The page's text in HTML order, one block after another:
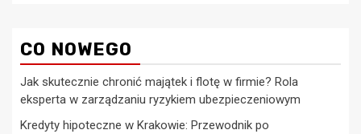
CO NOWEGO
Jak skutecznie chronić majątek i flotę w firmie? Rola
eksperta w zarządzaniu ryzykiem ubezpieczeniowym
Kredyty hipoteczne w Krakowie: Przewodnik po